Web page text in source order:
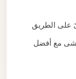
الطريق
مع أفضل